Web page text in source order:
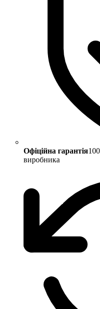
Офіційна гарантія
виробника